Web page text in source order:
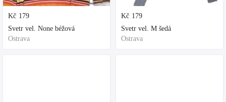
Kč 179
Svetr vel. None béžová
Ostrava
Kč 179
Svetr vel. M šedá
Ostrava